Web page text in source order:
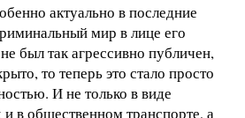
актуально в последние
мир в лице его
был так агрессивно публичен,
то теперь это стало просто
И не только в виде
в общественном транспорте, а